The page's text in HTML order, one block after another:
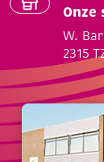
Onze
W.
2315